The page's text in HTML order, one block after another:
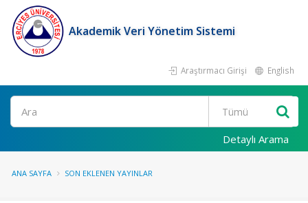
Akademik Veri Yönetim Sistemi
Araştırmacı Girişi English
Ara
Detaylı Arama
ANA SAYFA SON EKLENEN YAYINLAR